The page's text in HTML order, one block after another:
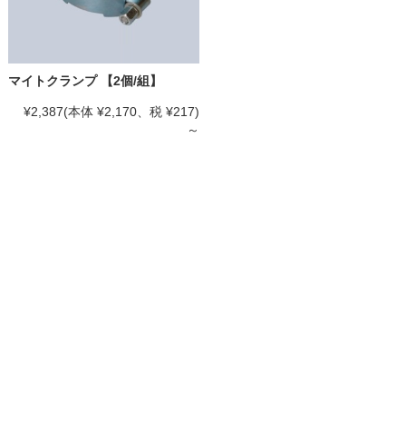
マイトクランプ 【2個/組】
¥2,387(本体 ¥2,170、税 ¥217)
～